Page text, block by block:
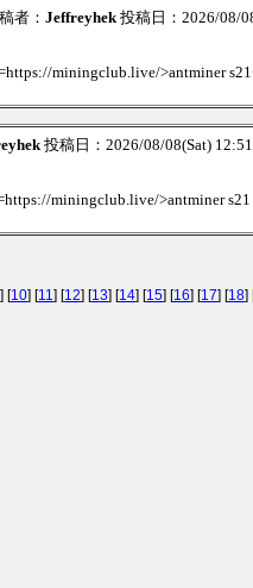
者： Jeffreyhek投稿日：2026/08/
miningclub.live/>antminer
投稿日：2026/08/08(Sat)
miningclub.live/>antminer
] [10] [11] [12] [13] [14] [15] [16] [17] [18]